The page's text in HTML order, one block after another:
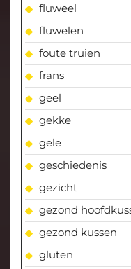
fluweel
fluwelen
foute truien
frans
geel
gekke
gele
geschiedenis
gezicht
gezond
gezond kussen
gluten